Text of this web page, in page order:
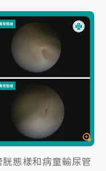
態樣和病童輸尿管